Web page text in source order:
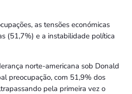
as tensões económicas
(51,7%) e a instabilidade política
norte-americana sob Donald
preocupação, com 51,9% dos
pela primeira vez o